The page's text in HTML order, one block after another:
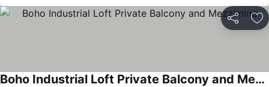
Partilhar
Boho Industrial Loft Private Balcony and Mezzanine